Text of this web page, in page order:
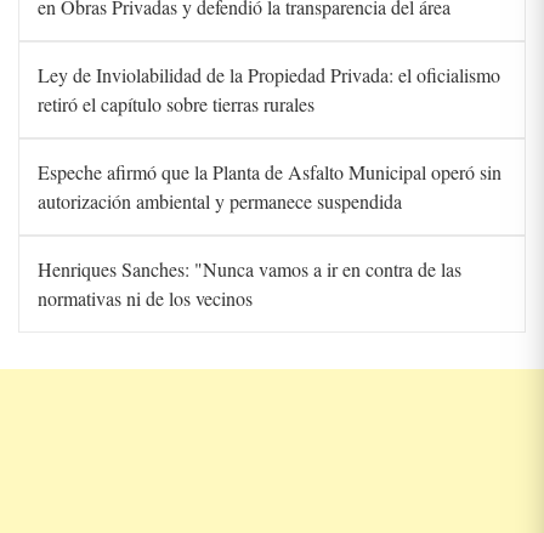
en Obras Privadas y defendió la transparencia del área
Ley de Inviolabilidad de la Propiedad Privada: el oficialismo
retiró el capítulo sobre tierras rurales
Espeche afirmó que la Planta de Asfalto Municipal operó sin
autorización ambiental y permanece suspendida
Henriques Sanches: "Nunca vamos a ir en contra de las
normativas ni de los vecinos